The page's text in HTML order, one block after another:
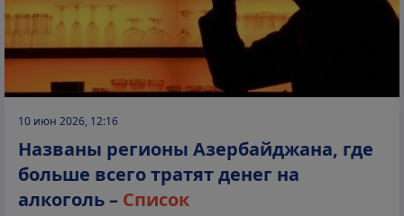
10 июн 2026, 12:16
Названы регионы Азербайджана, где
больше всего тратят денег на
алкоголь – Список